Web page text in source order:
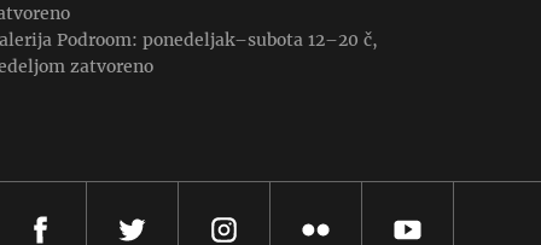
Podroom: ponedeljak–subota 12–20 č,
zatvoreno